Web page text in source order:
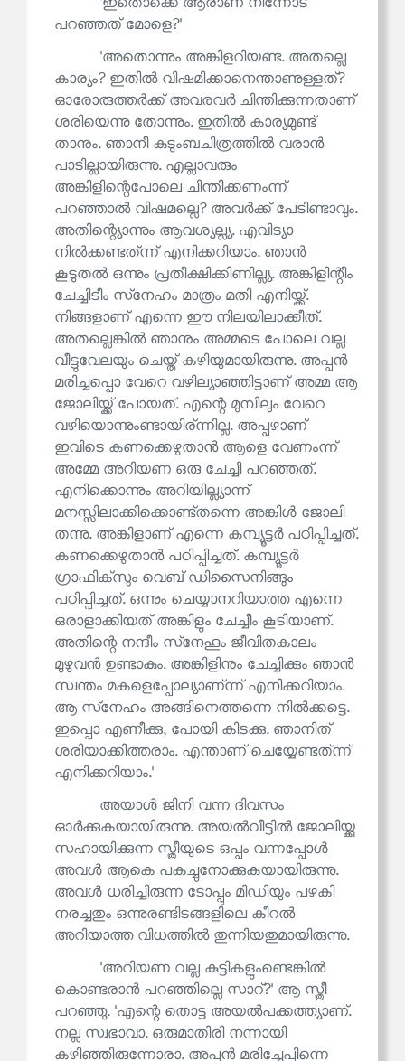
'ഇതൊക്കെ ആരാണ് നിന്നോട്
പറഞ്ഞത് മോളെ?'
'അതൊന്നും അങ്കിളറിയണ്ട. അതല്ലെ
കാര്യം? ഇതിൽ വിഷമിക്കാനെന്താണുള്ളത്?
ഓരോരുത്തർക്ക് അവരവർ ചിന്തിക്കുന്നതാണ്
ശരിയെന്നു തോന്നും. ഇതിൽ കാര്യമുണ്ട്
താനും. ഞാനീ കുടുംബചിത്രത്തിൽ വരാൻ
പാടില്ലായിരുന്നു. എല്ലാവരും
അങ്കിളിന്റെപോലെ ചിന്തിക്കണംന്ന്
പറഞ്ഞാൽ വിഷമല്ലെ? അവർക്ക് പേടിണ്ടാവും.
അതിന്റ്യൊന്നും ആവശ്യല്ല്യ. എവിട്യാ
നിൽക്കണ്ടത്ന്ന് എനിക്കറിയാം. ഞാൻ
കൂടുതൽ ഒന്നും പ്രതീക്ഷിക്കിണില്ല്യ. അങ്കിളിന്റീം
ചേച്ചിടീം സ്‌നേഹം മാത്രം മതി എനിയ്ക്ക്.
നിങ്ങളാണ് എന്നെ ഈ നിലയിലാക്കീത്.
അതല്ലെങ്കിൽ ഞാനും അമ്മടെ പോലെ വല്ല
വീട്ടുവേലയും ചെയ്ത് കഴിയുമായിരുന്നു. അപ്പൻ
മരിച്ചപ്പൊ വേറെ വഴില്യാഞ്ഞിട്ടാണ് അമ്മ ആ
ജോലിയ്ക്ക് പോയത്. എന്റെ മുമ്പിലും വേറെ
വഴിയൊന്നുംണ്ടായിര്ന്നില്ല. അപ്പഴാണ്
ഇവിടെ കണക്കെഴുതാൻ ആളെ വേണംന്ന്
അമ്മേ അറിയണ ഒരു ചേച്ചി പറഞ്ഞത്.
എനിക്കൊന്നും അറിയില്ല്യാന്ന്
മനസ്സിലാക്കിക്കൊണ്ട്തന്നെ അങ്കിൾ ജോലി
തന്നു. അങ്കിളാണ് എന്നെ കമ്പ്യൂട്ടർ പഠിപ്പിച്ചത്.
കണക്കെഴുതാൻ പഠിപ്പിച്ചത്. കമ്പ്യൂട്ടർ
ഗ്രാഫിക്‌സും വെബ് ഡിസൈനിങ്ങും
പഠിപ്പിച്ചത്. ഒന്നും ചെയ്യാനറിയാത്ത എന്നെ
ഒരാളാക്കിയത് അങ്കിളും ചേച്ചീം കൂടിയാണ്.
അതിന്റെ നന്ദീം സ്‌നേഹൂം ജീവിതകാലം
മുഴുവൻ ഉണ്ടാകും. അങ്കിളിനും ചേച്ചിക്കും ഞാൻ
സ്വന്തം മകളെപ്പോല്യാണ്ന്ന് എനിക്കറിയാം.
ആ സ്‌നേഹം അങ്ങിനെത്തന്നെ നിൽക്കട്ടെ.
ഇപ്പൊ എണീക്കു, പോയി കിടക്കു. ഞാനിത്
ശരിയാക്കിത്തരാം. എന്താണ് ചെയ്യേണ്ടത്ന്ന്
എനിക്കറിയാം.'
അയാൾ ജിനി വന്ന ദിവസം
ഓർക്കുകയായിരുന്നു. അയൽവീട്ടിൽ ജോലിയ്ക്കു
സഹായിക്കുന്ന സ്ത്രീയുടെ ഒപ്പം വന്നപ്പോൾ
അവൾ ആകെ പകച്ചുനോക്കുകയായിരുന്നു.
അവൾ ധരിച്ചിരുന്ന ടോപ്പും മിഡിയും പഴകി
നരച്ചതും ഒന്നുരണ്ടിടങ്ങളിലെ കീറൽ
അറിയാത്ത വിധത്തിൽ തുന്നിയതുമായിരുന്നു.
'അറിയണ വല്ല കുട്ടികളുംണ്ടെങ്കിൽ
കൊണ്ടരാൻ പറഞ്ഞില്ലെ സാറ്?' ആ സ്ത്രീ
പറഞ്ഞു. 'എന്റെ തൊട്ട അയൽപക്കത്ത്യാണ്.
നല്ല സ്വഭാവാ. ഒരുമാതിരി നന്നായി
കഴിഞ്ഞിരുന്നോരാ. അപ്പൻ മരിച്ചേപ്പിന്നെ